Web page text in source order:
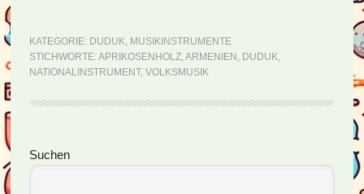
ein
Einblick
Armeniens
KATEGORIE: DUDUK, MUSIKINSTRUMENTE
STICHWORTE: APRIKOSENHOLZ,ARMENIEN , DUDUK,
NATIONALINSTRUMENT, VOLKSMUSIK
Seitenspalte
Suchen